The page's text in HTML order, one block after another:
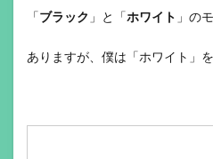
「ブラック 」と「ホワイト 」の
ありますが、僕は「ホワイト」